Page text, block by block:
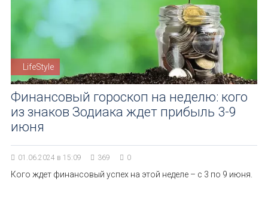
LifeStyle
Финансовый гороскоп на неделю: кого
из знаков Зодиака ждет прибыль 3-9
июня
01.06.2024 в 15:09 369 0
Кого ждет финансовый успех на этой неделе – с 3 по 9 июня.